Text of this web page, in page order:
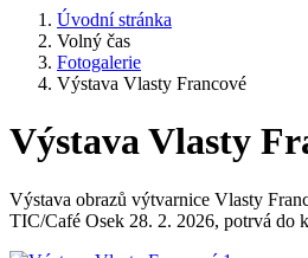
Úvodní stránka
Volný čas
Fotogalerie
Výstava Vlasty Francové
Výstava Vlasty
Výstava obrazů výtvarnice Vlasty
TIC/Café Osek 28. 2. 2026, potrvá do